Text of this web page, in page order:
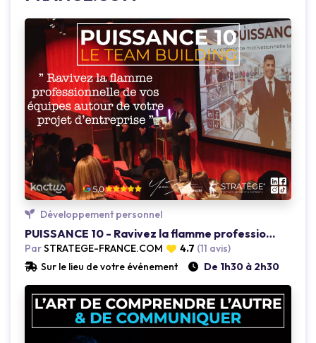
Loading...
Développement personnel
PUISSANCE 10 - Ravivez la flamme professionnelle des équipes
ParSTRATEGE-FRANCE.COM 4.7 (11 avis)
Sur le lieu de votre événement
De 1h30 à 2h30